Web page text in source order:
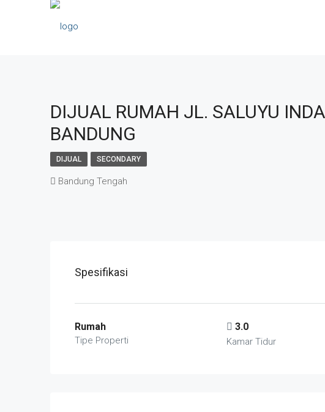
DIJUAL RUMAH JL. SALUYU
BANDUNG
DIJUAL SECONDARY
Bandung Tengah
Spesifikasi
Rumah
Tipe Properti
3.0
Kamar Tidur